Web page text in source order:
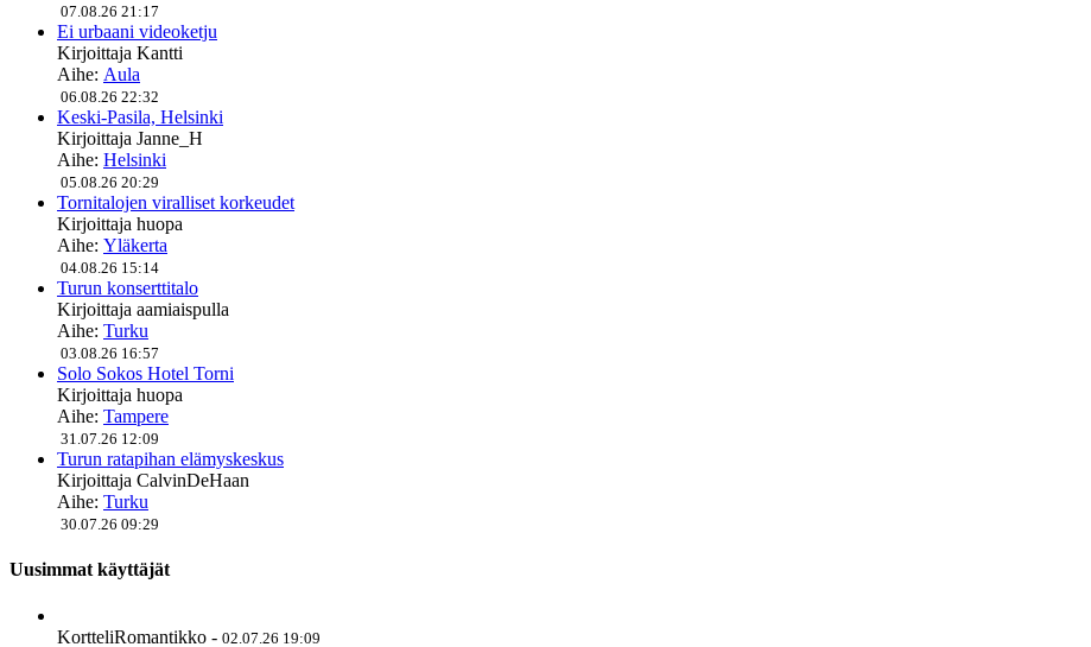
07.08.26 21:17
Ei urbaani videoketju
Kirjoittaja Kantti
Aihe: Aula
06.08.26 22:32
Keski-Pasila, Helsinki
Kirjoittaja Janne_H
Aihe: Helsinki
05.08.26 20:29
Tornitalojen viralliset korkeudet
Kirjoittaja huopa
Aihe: Yläkerta
04.08.26 15:14
Turun konserttitalo
Kirjoittaja aamiaispulla
Aihe: Turku
03.08.26 16:57
Solo Sokos Hotel Torni
Kirjoittaja huopa
Aihe: Tampere
31.07.26 12:09
Turun ratapihan elämyskeskus
Kirjoittaja CalvinDeHaan
Aihe: Turku
30.07.26 09:29
Uusimmat käyttäjät
KortteliRomantikko - 02.07.26 19:09